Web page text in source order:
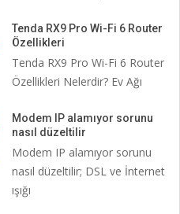
Tenda RX9 Pro Wi-Fi 6 Router
Özellikleri
Tenda RX9 Pro Wi-Fi 6 Router
Özellikleri Nelerdir? Ev Ağı
Modem IP alamıyor sorunu
nasıl düzeltilir
Modem IP alamıyor sorunu
nasıl düzeltilir; DSL ve İnternet
ışığı